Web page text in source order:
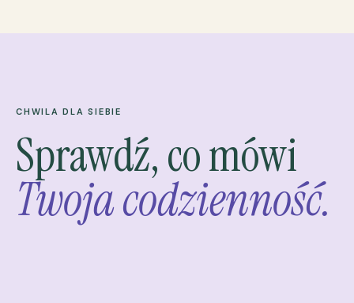
CHWILA DLA SIEBIE
Sprawdź, co mówi
Twoja codzienność.